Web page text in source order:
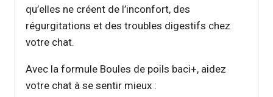
qu’elles ne créent de l’inconfort, des
régurgitations et des troubles digestifs chez
votre chat.
Avec la formule Boules de poils baci+, aidez
votre chat à se sentir mieux :